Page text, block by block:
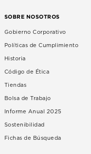
SOBRE NOSOTROS
Gobierno Corporativo
Políticas de Cumplimiento
Historia
Código de Ética
Tiendas
Bolsa de Trabajo
Informe Anual 2025
Sostenibilidad
Fichas de Búsqueda